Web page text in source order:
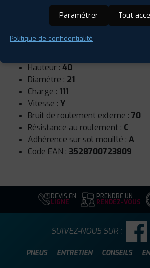
Runflat :Non
Hauteur : 40
Diamètre : 21
Charge : 111
Vitesse : Y
Bruit de roulement externe : 70
Résistance au roulement : C
Adhérence sur sol mouillé : A
Code EAN : 3528700723809
DEVIS EN
LIGNE
PRENDRE UN
RENDEZ-VOUS
PNEUS ENTRETIEN CONSEILS
SUIVEZ-NOUS SUR :
Paramétrer Tout
Politique de confidentialité